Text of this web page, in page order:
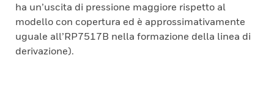
ha un’uscita di pressione maggiore rispetto al
modello con copertura ed è approssimativamente
uguale all’RP7517B nella formazione della linea di
derivazione).